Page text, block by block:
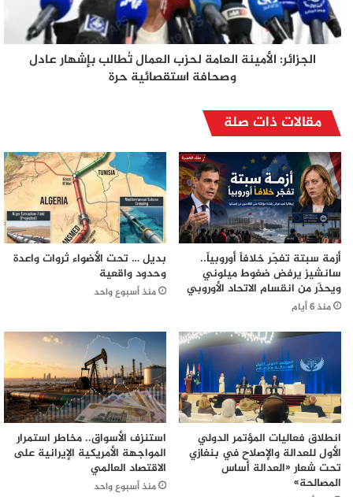
الجزائر: الأمينة العامة لحزب العمال تُطالب بإشهار عادل
وصحافة استقصائية حرة
مقالات ذات صلة
أزمة سبتة تفجّر خلافاً أوروبياً..
سانشيز يرفض ضغوط ميلوني
ويحذّر من انقسام الاتحاد الأوروبي
منذ 6 أيام
بديل … تحت الأضواء ثروات واعدة
وحدود واقعية
منذ أسبوع واحد
انطلاق فعاليات المؤتمر الدولي
الأول للعدالة والإصلاح في بنغازي
تحت شعار «العدالة أساس
المصالحة»
استنزف الأسواق.. مخاطر استمرار
المواجهة الأمريكية الإيرانية على
الاقتصاد العالمي
منذ أسبوع واحد